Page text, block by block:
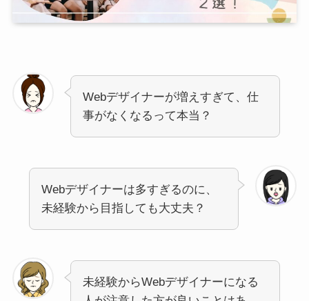
Webデザイナーが増えすぎて、仕
事がなくなるって本当？
Webデザイナーは多すぎるのに、
未経験から目指しても大丈夫？
未経験からWebデザイナーになる